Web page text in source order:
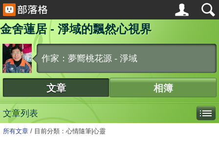
金舍蓮居 - 淨域的飄然心視界
作家：夢嚮桃花源 - 淨域
文章 相簿
文章列表
所有文章 / 目前分類：心情隨筆|心靈